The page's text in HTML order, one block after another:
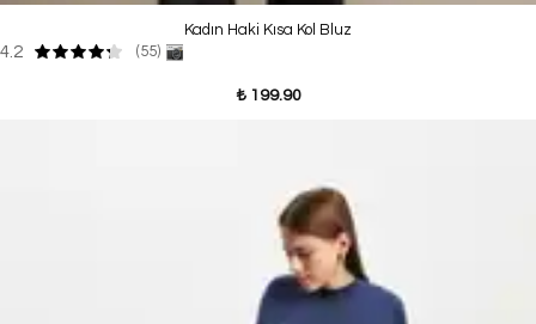
Kadın Haki Kısa Kol Bluz
4.2 (55)
₺ 199.90